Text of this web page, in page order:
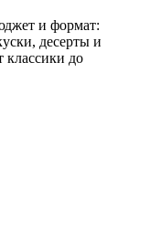
и формат:
десерты и
классики до